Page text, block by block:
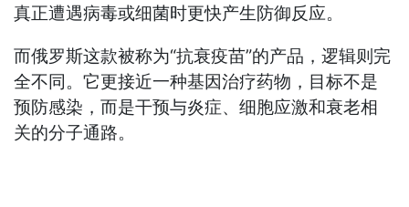
真正遭遇病毒或细菌时更快产生防御反应。
而俄罗斯这款被称为“抗衰疫苗”的产品，逻辑则完
全不同。它更接近一种基因治疗药物，目标不是
预防感染，而是干预与炎症、细胞应激和衰老相
关的分子通路。